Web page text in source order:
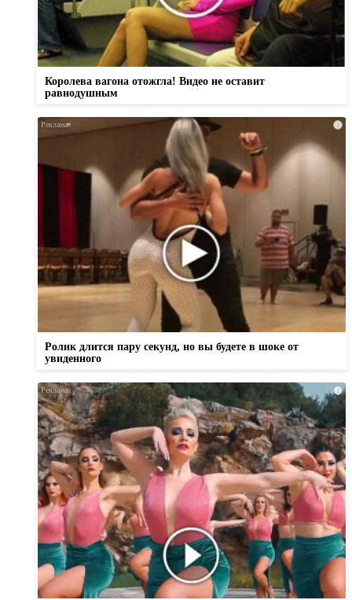
Королева вагона отожгла! Видео не оставит
равнодушным
i
Ролик длится пару секунд, но вы будете в шоке от
увиденного
i